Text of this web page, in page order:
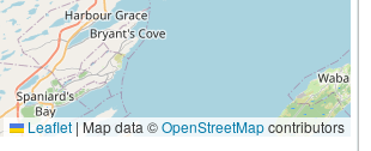
Leaflet | Map data ©OpenStreetMapcontributors